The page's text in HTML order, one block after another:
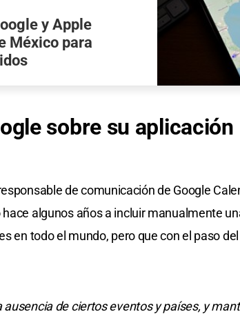
y Apple
México para
sobre su aplicación
de comunicación de Google
algunos años a incluir manualmente
en todo el mundo, pero que con el paso
ausencia de ciertos eventos y países, y